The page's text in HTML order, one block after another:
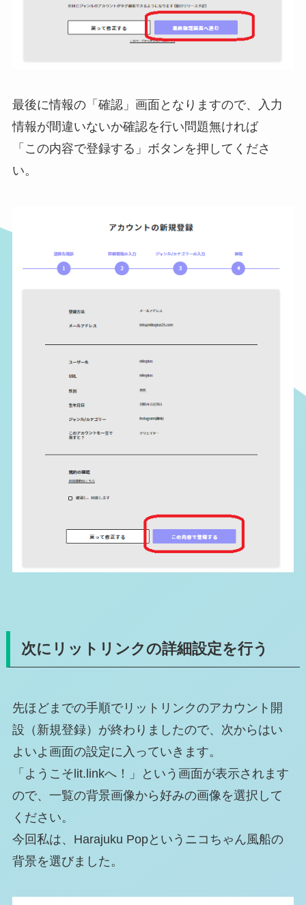
最後に情報の「確認」画面となりますので、入力
情報が間違いないか確認を行い問題無ければ
「この内容で登録する」ボタンを押してくださ
い。
次にリットリンクの詳細設定を行う
先ほどまでの手順でリットリンクのアカウント開
設（新規登録）が終わりましたので、次からはい
よいよ画面の設定に入っていきます。
「ようこそlit.linkへ！」という画面が表示されます
ので、一覧の背景画像から好みの画像を選択して
ください。
今回私は、Harajuku Popというニコちゃん風船の
背景を選びました。